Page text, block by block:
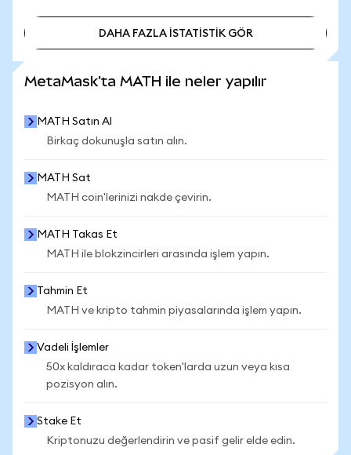
DAHA FAZLA İSTATİSTİK GÖR
MetaMask'ta MATH ile neler yapılır
MATH Satın Al
Birkaç dokunuşla satın alın.
MATH Sat
MATH coin'lerinizi nakde çevirin.
MATH Takas Et
MATH ile blokzincirleri arasında işlem yapın.
Tahmin Et
MATH ve kripto tahmin piyasalarında işlem yapın.
Vadeli İşlemler
50x kaldıraca kadar token'larda uzun veya kısa
pozisyon alın.
Stake Et
Kriptonuzu değerlendirin ve pasif gelir elde edin.